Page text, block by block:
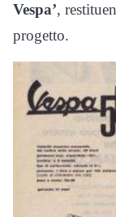
Vespa’,
progetto.